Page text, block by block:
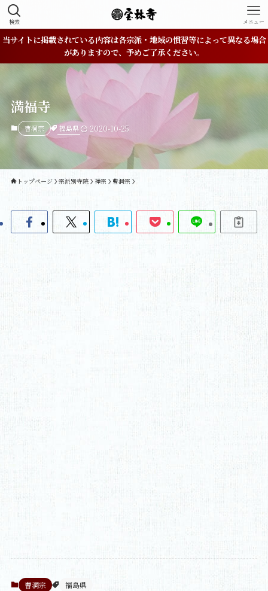
検索 メニュー
当サイトに掲載されている内容は各宗派・地域の慣習等によって異なる場合
がありますので、予めご了承ください。
満福寺
曹洞宗 福島県 2020-10-25
トップページ 宗派別寺院 禅宗 曹洞宗
曹洞宗 福島県